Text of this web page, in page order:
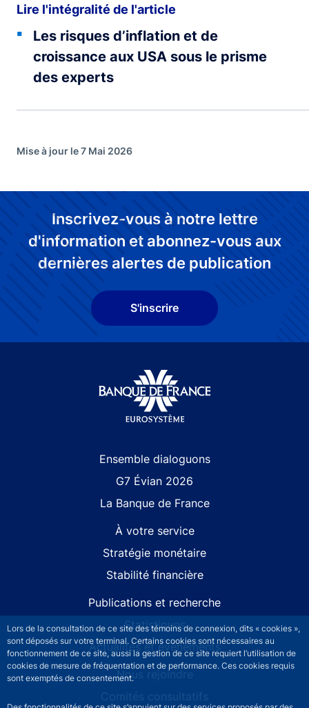
Lors de la consultation de ce site des témoins de connexion, dits « cookies »,
sont déposés sur votre terminal. Certains cookies sont nécessaires au
fonctionnement de ce site, aussi la gestion de ce site requiert l’utilisation de
cookies de mesure de fréquentation et de performance. Ces cookies requis
sont exemptés de consentement.
Lire l'intégralité de l'article
Les risques d’inflation et de
croissance aux USA sous le prisme
des experts
Mise à jour le 7 Mai 2026
Inscrivez-vous à notre lettre
d'information et abonnez-vous aux
dernières alertes de publication
S'inscrire
Ensemble dialoguons
G7 Évian 2026
La Banque de France
À votre service
Stratégie monétaire
Stabilité financière
Publications et recherche
Statistiques
Actualités et événements
Nous rejoindre
Comités consultatifs